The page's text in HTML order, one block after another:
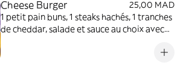
Cheese Burger
25,00 MAD
1 petit pain buns, 1 steaks hachés, 1 tranches
de cheddar, salade et sauce au choix avec